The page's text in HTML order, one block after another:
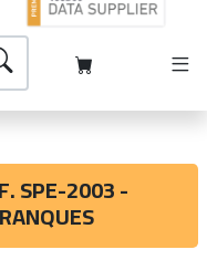
SPE-2003 -